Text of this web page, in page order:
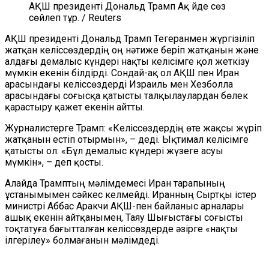
АҚШ президенті Дональд Трамп Ақ Үйде сөз
сөйлеп тұр. / Reuters
АҚШ президенті Дональд Трамп Тегеранмен жүргізіліп
жатқан келіссөздердің оң нәтиже беріп жатқанын және
алдағы демалыс күндері нақты келісімге қол жеткізу
мүмкін екенін білдірді. Сондай-ақ ол АҚШ пен Иран
арасындағы келіссөздерді Израиль мен Хезболла
арасындағы соғысқа қатысты талқылаулардан бөлек
қарастыру қажет екенін айтты.
Журналистерге Трамп: «Келіссөздердің өте жақсы жүріп
жатқанын естіп отырмын», – деді. Ықтимал келісімге
қатысты ол: «Бұл демалыс күндері жүзеге асуы
мүмкін», – деп қосты.
Алайда Трамптың мәлімдемесі Иран тарапының
ұстанымымен сәйкес келмейді. Иранның Сыртқы істер
министрі Аббас Аракчи АҚШ-пен байланыс арналары
ашық екенін айтқанымен, Таяу Шығыстағы соғысты
тоқтатуға бағытталған келіссөздерде әзірге «нақты
ілгерілеу» болмағанын мәлімдеді.